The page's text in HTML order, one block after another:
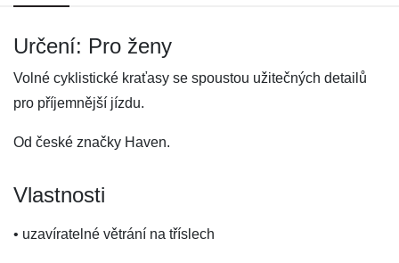
Určení: Pro ženy
Volné cyklistické kraťasy se spoustou užitečných detailů
pro příjemnější jízdu.
Od české značky Haven.
Vlastnosti
• uzavíratelné větrání na tříslech